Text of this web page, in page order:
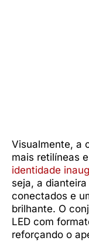
Visualmente, a
mais retilíneas
identidade
seja, a
conectados e
brilhante. O
LED com
reforçando o